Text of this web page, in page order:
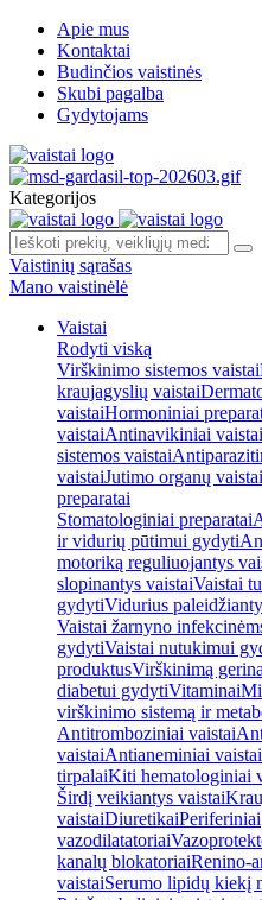
Apie mus
Kontaktai
Budinčios vaistinės
Skubi pagalba
Gydytojams
Kategorijos
Vaistinių sąrašas
Mano vaistinėlė
Vaistai
Rodyti viską
Virškinimo sistemos vaistai
kraujagyslių vaistai
vaistaiHormoniniai
vaistaiAntinavikiniai vaistai
sistemos vaistai
vaistaiJutimo organų vaistai
preparatai
Stomatologiniai preparatai
ir vidurių pūtimui gydyti
motoriką reguliuojantys
slopinantys vaistaiVaistai
gydytiVidurius
Vaistai žarnyno
gydytiVaistai nutukimui
produktusVirškinimą
diabetui gydytiVitaminai
virškinimo sistemą ir
Antitromboziniai vaistai
vaistaiAntianeminiai vaistai
tirpalaiKiti hematologiniai
Širdį veikiantys vaistai
vaistaiDiuretikaiPeriferiniai
vazodilatatoriai
kanalų blokatoriaiRenino-
vaistaiSerumo lipidų kiekį